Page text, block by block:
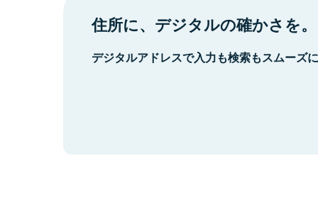
住所に、デジタルの確かさを。
デジタルアドレスで入力も検索もスムーズ